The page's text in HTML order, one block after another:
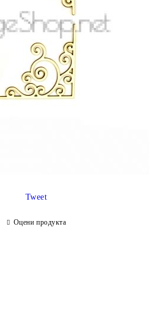
Tweet
Оцени продукта